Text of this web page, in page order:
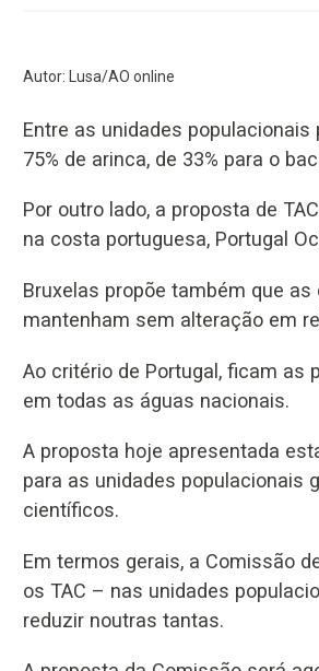
Autor: Lusa/AO online
Entre as unidades
75% de arinca, de 33% para o
Por outro lado, a proposta de
na costa portuguesa, Portugal
Bruxelas propõe também que
mantenham sem alteração em
Ao critério de Portugal, ficam as
em todas as águas nacionais.
A proposta hoje apresentada
para as unidades populacionais
científicos.
Em termos gerais, a Comissão
os TAC – nas unidades
reduzir noutras tantas.